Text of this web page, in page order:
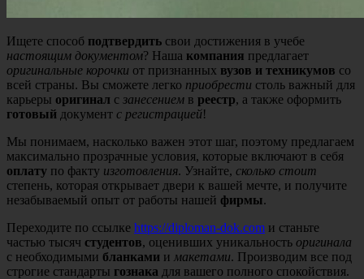
Ищете способ подтвердить свои достижения в учебе
настоящим документом? Наша компания предлагает
оригинальные корочки от признанных вузов и техникумов со
всей страны. Вы сможете легко приобрести столь важный для
карьеры оригинал с занесением в реестр, а также оформить
готовый документ с регистрацией!
Мы понимаем, насколько важен этот шаг, поэтому предлагаем
максимально прозрачные условия, которые включают в себя
оплату по факту изготовления. Узнайте, сколько стоит
степень, которая открывает двери к вашей мечте, и получите
незабываемый опыт от работы нашей фирмы.
Переходите по ссылке https://diploman-dok.com и станьте
частью тысяч студентов, оценивших уникальность оригинала
с необходимыми бланками и макетами. Производим все под
строгие стандарты гознака для вашего полного спокойствия.